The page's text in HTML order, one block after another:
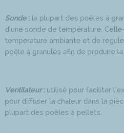
Sonde: la plupart des poêles à
d’une sonde de température.
température ambiante et de
poêle à granulés afin de produire
Ventilateur: utilisé pour faciliter
pour diffuser la chaleur dans la
plupart des poêles à pellets.